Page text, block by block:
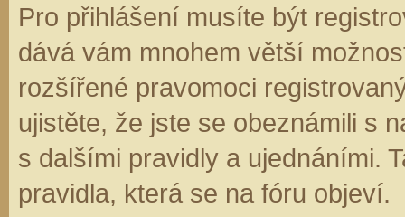
Pro přihlášení musíte být
dává vám mnohem větší
rozšířené pravomoci
ujistěte, že jste se obeznámili s
s dalšími pravidly a ujednáními.
pravidla, která se na fóru objeví.